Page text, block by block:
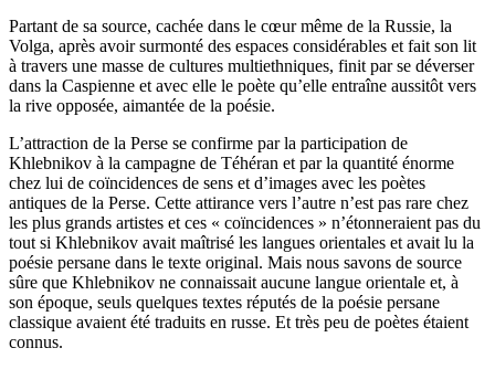
Partant de sa source, cachée dans le cœur même de la Russie, la
Volga, après avoir surmonté des espaces considérables et fait son lit
à travers une masse de cultures multiethniques, finit par se déverser
dans la Caspienne et avec elle le poète qu’elle entraîne aussitôt vers
la rive opposée, aimantée de la poésie.
L’attraction de la Perse se confirme par la participation de
Khlebnikov à la campagne de Téhéran et par la quantité énorme
chez lui de coïncidences de sens et d’images avec les poètes
antiques de la Perse. Cette attirance vers l’autre n’est pas rare chez
les plus grands artistes et ces « coïncidences » n’étonneraient pas du
tout si Khlebnikov avait maîtrisé les langues orientales et avait lu la
poésie persane dans le texte original. Mais nous savons de source
sûre que Khlebnikov ne connaissait aucune langue orientale et, à
son époque, seuls quelques textes réputés de la poésie persane
classique avaient été traduits en russe. Et très peu de poètes étaient
connus.